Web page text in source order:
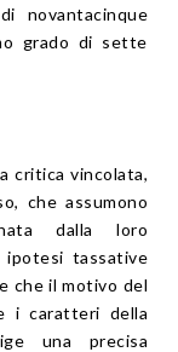
novantacinque
grado di sette
critica vincolata,
che assumono
dalla loro
ipotesi tassative
che il motivo del
i caratteri della
una precisa